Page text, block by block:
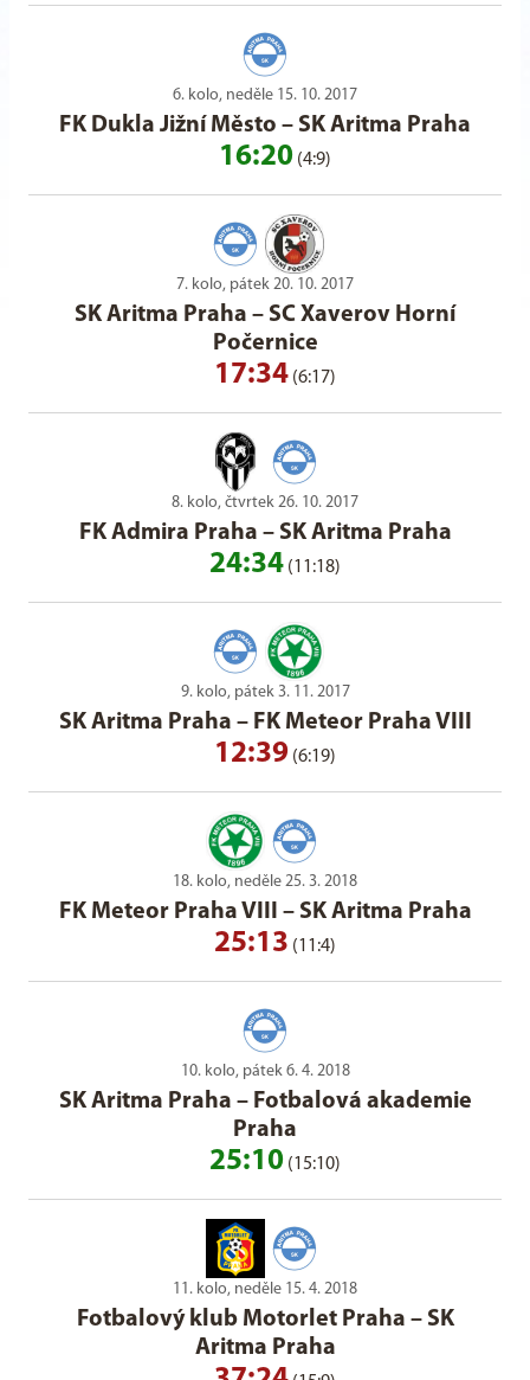
6. kolo, neděle 15. 10. 2017
FK Dukla Jižní Město – SK Aritma Praha
16:20 (4:9)
7. kolo, pátek 20. 10. 2017
SK Aritma Praha – SC Xaverov Horní
Počernice
17:34 (6:17)
8. kolo, čtvrtek 26. 10. 2017
FK Admira Praha – SK Aritma Praha
24:34 (11:18)
9. kolo, pátek 3. 11. 2017
SK Aritma Praha – FK Meteor Praha VIII
12:39 (6:19)
18. kolo, neděle 25. 3. 2018
FK Meteor Praha VIII – SK Aritma Praha
25:13 (11:4)
10. kolo, pátek 6. 4. 2018
SK Aritma Praha – Fotbalová akademie
Praha
25:10 (15:10)
11. kolo, neděle 15. 4. 2018
Fotbalový klub Motorlet Praha – SK
Aritma Praha